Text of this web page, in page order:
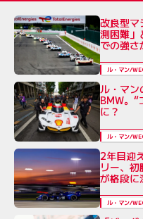
改良型マ
測困難」
での強さ
ル・マン/
ル・マン
BMW。“
に？
ル・マン/
2年目迎
リー、
が格段に
ル・マン/